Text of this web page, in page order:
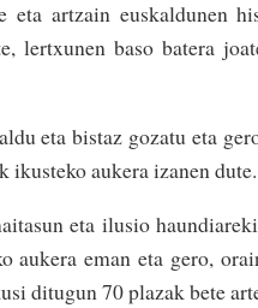
eta artzain euskaldunen
lertxunen baso batera
eta bistaz gozatu eta
ikusteko aukera izanen
eta ilusio
aukera eman eta gero,
ditugun 70 plazak bete